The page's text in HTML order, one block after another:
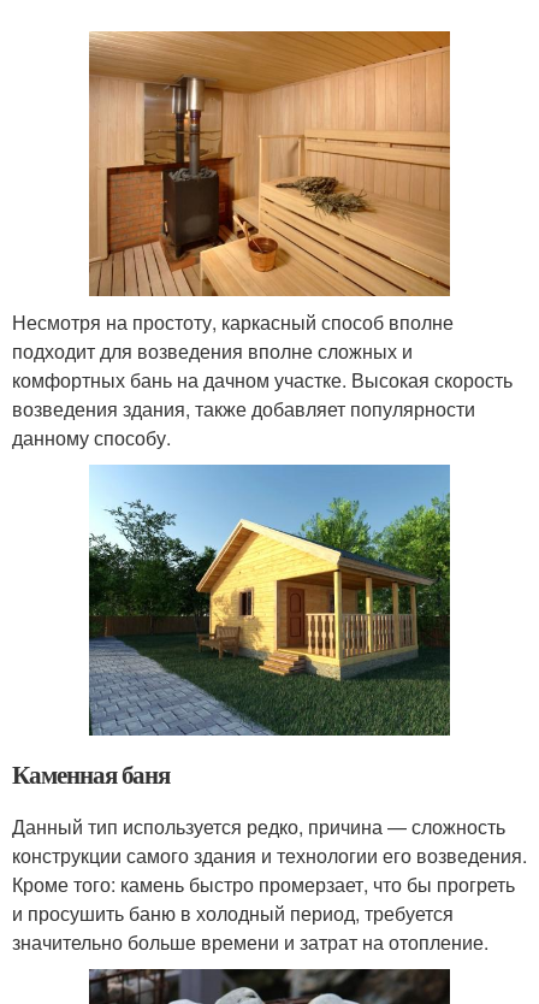
Несмотря на простоту, каркасный способ вполне
подходит для возведения вполне сложных и
комфортных бань на дачном участке. Высокая скорость
возведения здания, также добавляет популярности
данному способу.
Каменная баня
Данный тип используется редко, причина — сложность
конструкции самого здания и технологии его возведения.
Кроме того: камень быстро промерзает, что бы прогреть
и просушить баню в холодный период, требуется
значительно больше времени и затрат на отопление.